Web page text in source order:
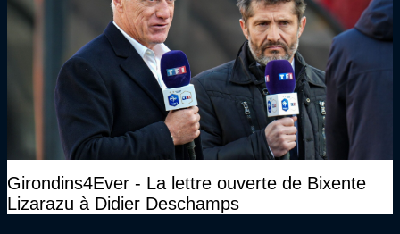
Girondins4Ever - La lettre ouverte de Bixente
Lizarazu à Didier Deschamps